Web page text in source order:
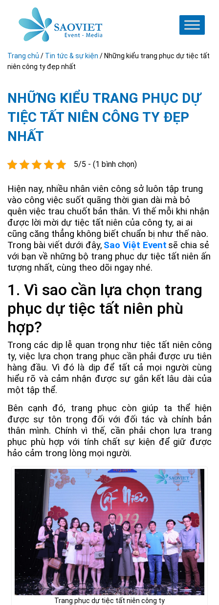
Trang chủ / Tin tức & sự kiện / Những kiểu trang phục dự tiệc tất
niên công ty đẹp nhất
NHỮNG KIỂU TRANG PHỤC DỰ
TIỆC TẤT NIÊN CÔNG TY ĐẸP
NHẤT
5/5 - (1 bình chọn)
Hiện nay, nhiều nhân viên công sở luôn tập trung
vào công việc suốt quãng thời gian dài mà bỏ
quên việc trau chuốt bản thân. Vì thế mỗi khi nhận
được lời mời dự tiệc tất niên của công ty, ai ai
cũng căng thẳng không biết chuẩn bị như thế nào.
Trong bài viết dưới đây, Sao Việt Event sẽ chia sẻ
với bạn về những bộ trang phục dự tiệc tất niên ấn
tượng nhất, cùng theo dõi ngay nhé.
1. Vì sao cần lựa chọn trang
phục dự tiệc tất niên phù
hợp?
Trong các dịp lễ quan trọng như tiệc tất niên công
ty, việc lựa chọn trang phục cần phải được ưu tiên
hàng đầu. Vì đó là dịp để tất cả mọi người cùng
hiểu rõ và cảm nhận được sự gắn kết lâu dài của
một tập thể.
Bên cạnh đó, trang phục còn giúp ta thể hiện
được sự tôn trọng đối với đối tác và chính bản
thân mình. Chính vì thế, cần phải chọn lựa trang
phục phù hợp với tính chất sự kiện để giữ được
hảo cảm trong lòng mọi người.
Trang phục dự tiệc tất niên công ty